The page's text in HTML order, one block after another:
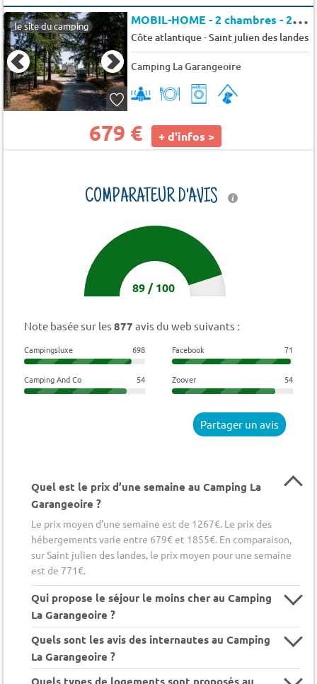
le site du camping M
OBIL-HOME - 2 chambres - 2 salles de bain - TAOS PREMIUM - 35 m2 - 4 pers.
Côte atlantique-Saint julien des landes
Camping La Garangeoire
679 € + d'infos >
COMPARATEUR D'AVIS
89/100
Note basée sur les 877 avis du web suivants :
Campingsluxe 698 Facebook 71
Camping And Co 54 Zoover 54
Partager un avis
Quel est le prix d’une semaine au Camping La
Garangeoire ?
Le prix moyen d’une semaine est de 1267€. Le prix des
hébergements varie entre 679€ et 1855€. En comparaison,
sur Saint julien des landes, le prix moyen pour une semaine
est de 771€.
Qui propose le séjour le moins cher au Camping
La Garangeoire ?
Quels sont les avis des internautes au Camping
La Garangeoire ?